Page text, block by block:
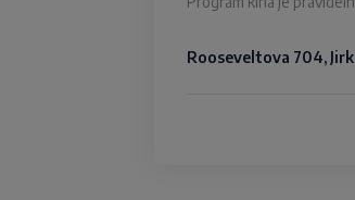
Rooseveltova 704,